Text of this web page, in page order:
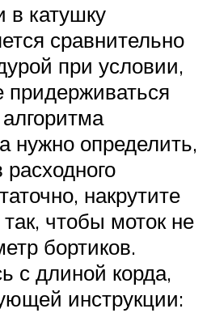
в катушку
сравнительно
при условии,
придерживаться
нужно определить,
расходного
накрутите
чтобы моток не
бортиков.
с длиной корда,
инструкции: